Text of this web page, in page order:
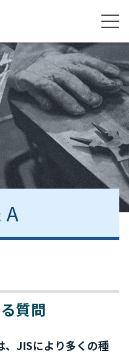
A
質問
、JISにより多くの種